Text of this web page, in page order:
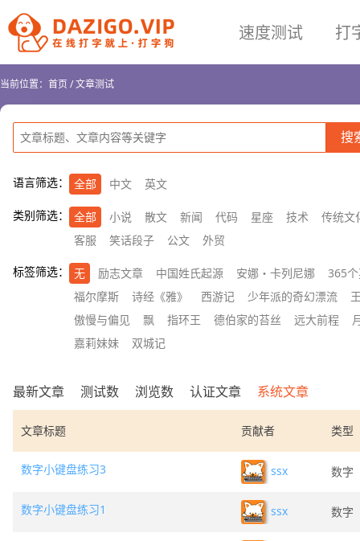
速度测试 打
当前位置： 首页/文章测试
语言筛选： 全部 中文 英文
类别筛选： 全部 小说 散文 新闻 代码 星座 技术
传统文
客服
笑话段子 公文 外贸
标签筛选： 无 励志文章 中国姓氏起源 安娜・卡列尼娜
365
福尔摩斯
诗经《雅》 西游记 少年派的奇幻漂流
傲慢与偏见
飘 指环王 德伯家的苔丝 远大前程
嘉莉妹妹
双城记
最新文章 测试数 浏览数 认证文章 系统文章
文章标题 贡献者 类型
数字小键盘练习3 ssx 数字
数字小键盘练习1 ssx 数字